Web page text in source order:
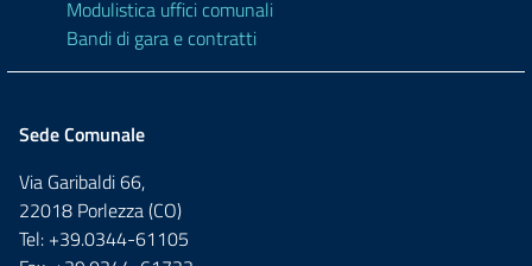
Modulistica uffici comunali
Bandi di gara e contratti
Sede Comunale
Via Garibaldi 66,
22018 Porlezza (CO)
Tel: +39.0344-61105